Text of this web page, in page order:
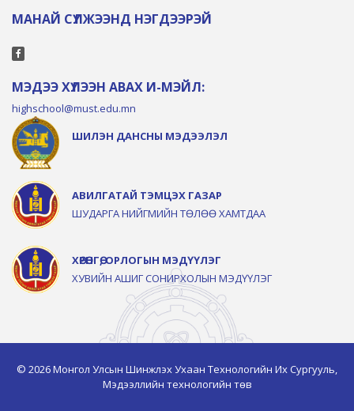
МАНАЙ СҮЛЖЭЭНД НЭГДЭЭРЭЙ
МЭДЭЭ ХҮЛЭЭН АВАХ И-МЭЙЛ:
highschool@must.edu.mn
ШИЛЭН ДАНСНЫ МЭДЭЭЛЭЛ
АВИЛГАТАЙ ТЭМЦЭХ ГАЗАР
ШУДАРГА НИЙГМИЙН ТӨЛӨӨ ХАМТДАА
ХӨРӨНГӨ, ОРЛОГЫН МЭДҮҮЛЭГ
ХУВИЙН АШИГ СОНИРХОЛЫН МЭДҮҮЛЭГ
© 2026 Монгол Улсын Шинжлэх Ухаан Технологийн Их Сургууль,
Мэдээллийн технологийн төв